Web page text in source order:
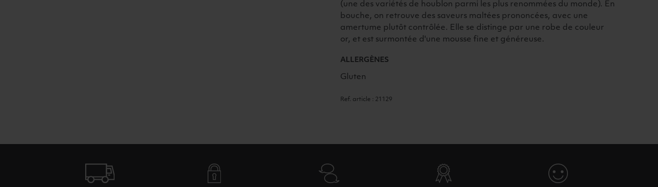
(une des variétés de houblon parmi les plus renommées du monde). En
bouche, on retrouve des saveurs maltées prononcées, avec une
amertume plutôt contrôlée. Elle se distinge par une robe de couleur
or, et est surmontée d'une mousse fine et généreuse.
ALLERGÈNES
Gluten
Ref. article : 21129